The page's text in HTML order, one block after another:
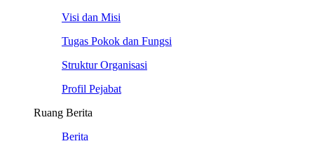
Visi dan Misi
Tugas Pokok dan Fungsi
Struktur Organisasi
Profil Pejabat
Ruang Berita
Berita